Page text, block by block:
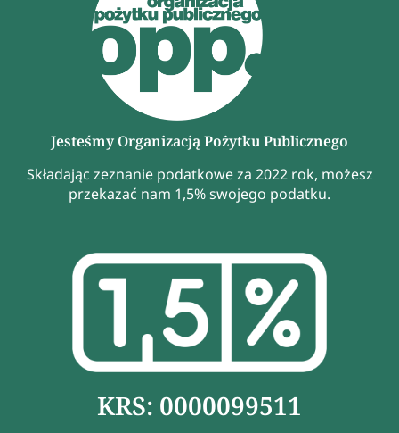
Jesteśmy Organizacją Pożytku Publicznego
Składając zeznanie podatkowe za 2022 rok, możesz
przekazać nam 1,5% swojego podatku.
KRS: 0000099511